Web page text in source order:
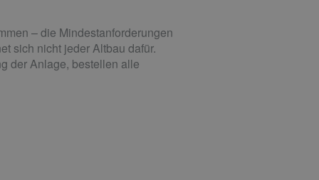
– die Mindestanforderungen
sich nicht jeder Altbau dafür.
der Anlage, bestellen alle